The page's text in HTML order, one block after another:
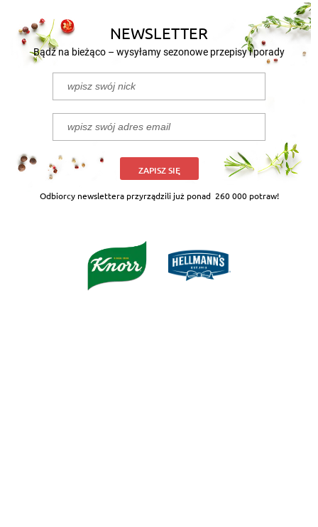
NEWSLETTER
Bądź na bieżąco – wysyłamy sezonowe przepisy i porady
ZAPISZ SIĘ
Odbiorcy newslettera przyrządzili już ponad 260 000 potraw!